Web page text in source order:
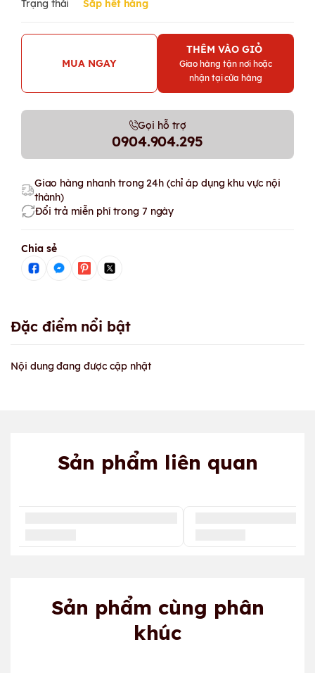
Trạng thái Sắp hết hàng
MUA NGAY
THÊM VÀO GIỎ
Giao hàng tận nơi hoặc
nhận tại cửa hàng
Gọi hỗ trợ
0904.904.295
Giao hàng nhanh trong 24h (chỉ áp dụng khu vực nội
thành)
Đổi trả miễn phí trong 7 ngày
Chia sẻ
Đặc điểm nổi bật
Nội dung đang được cập nhật
Sản phẩm liên quan
Sản phẩm cùng phân
khúc